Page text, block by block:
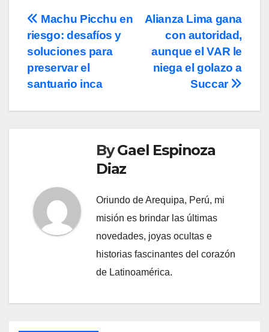
Post
navigation
Alianza Lima gana
con autoridad,
aunque el VAR le
niega el golazo a
Succar
Machu Picchu en
riesgo: desafíos y
soluciones para
preservar el
santuario inca
ByGael Espinoza
Diaz
Oriundo de Arequipa, Perú, mi
misión es brindar las últimas
novedades, joyas ocultas e
historias fascinantes del corazón
de Latinoamérica.